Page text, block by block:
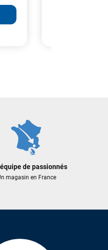
de passionnés
magasin en France